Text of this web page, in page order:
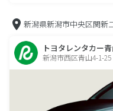
新潟県新潟市中央区関新
トヨタレンタカー
新潟市西区青山4-1-25